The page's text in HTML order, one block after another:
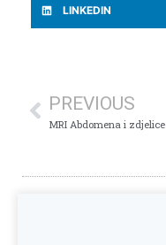
LINKEDIN
PREVIOUS
MRI Abdomena i zdjelice